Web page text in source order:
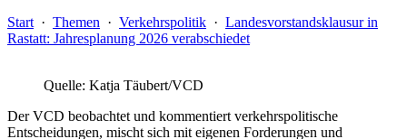
Start · Themen · Verkehrspolitik · Landesvorstandsklausur in
Rastatt: Jahresplanung 2026 verabschiedet
Quelle: Katja Täubert/VCD
Der VCD beobachtet und kommentiert verkehrspolitische
Entscheidungen, mischt sich mit eigenen Forderungen und